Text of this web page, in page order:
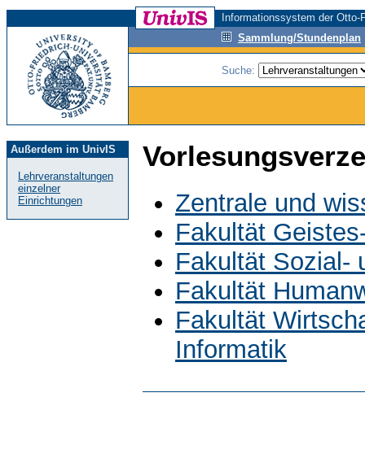
Informationssystem der
Sammlung/Stundenplan
Suche:
Außerdem im UnivIS
Lehrveranstaltungen
einzelner
Einrichtungen
Zentrale und
Fakultät
Fakultät Sozial-
Fakultät
Fakultät
Informatik